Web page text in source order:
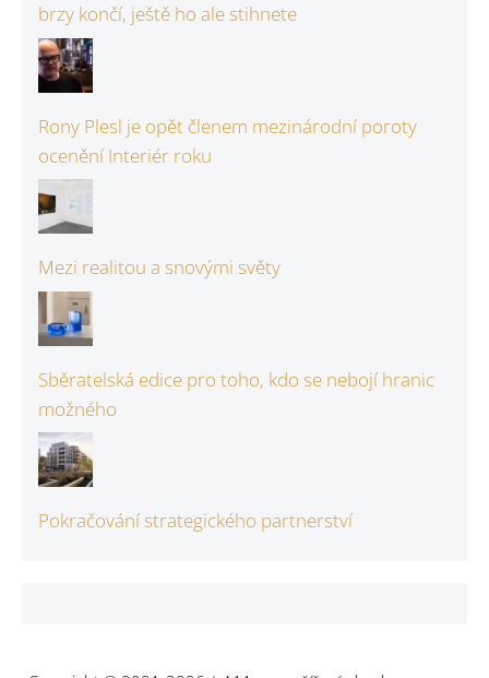
brzy končí, ještě ho ale stihnete
Rony Plesl je opět členem mezinárodní poroty
ocenění Interiér roku
Mezi realitou a snovými světy
Sběratelská edice pro toho, kdo se nebojí hranic
možného
Pokračování strategického partnerství